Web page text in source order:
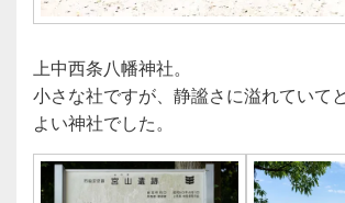
上中西条八幡神社。
小さな社ですが、静謐さに溢れていて
よい神社でした。